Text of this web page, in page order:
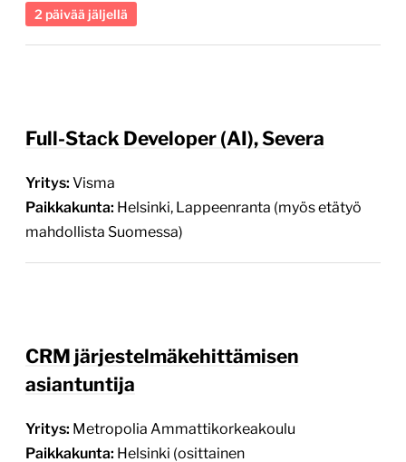
2 päivää jäljellä
Full-Stack Developer (AI), Severa
Yritys: Visma
Paikkakunta: Helsinki, Lappeenranta (myös etätyö
mahdollista Suomessa)
CRM järjestelmäkehittämisen
asiantuntija
Yritys: Metropolia Ammattikorkeakoulu
Paikkakunta: Helsinki (osittainen